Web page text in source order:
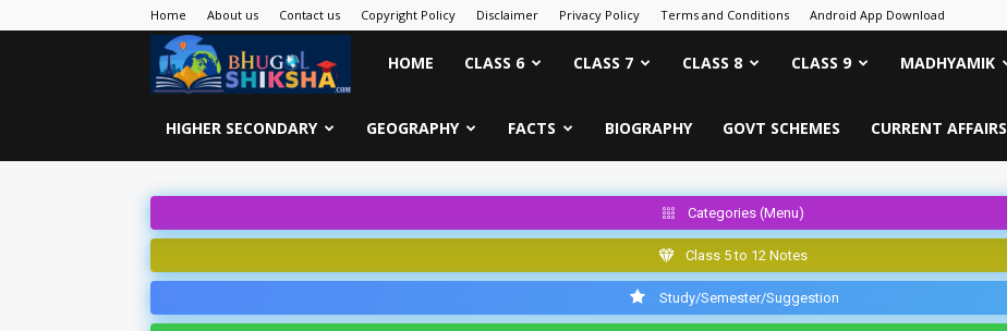
Home About us Contact us Copyright Policy Disclaimer Privacy Policy Terms and Conditions Android App Download
Bhugol
Shiksha
HOME CLASS 6 CLASS 7 CLASS 8 CLASS 9 MADHYAMIK
HIGHER SECONDARY GEOGRAPHY FACTS BIOGRAPHY GOVT SCHEMES CURRENT AFFAIRS
Categories (Menu)
Class 5 to 12 Notes
Study/Semester/Suggestion